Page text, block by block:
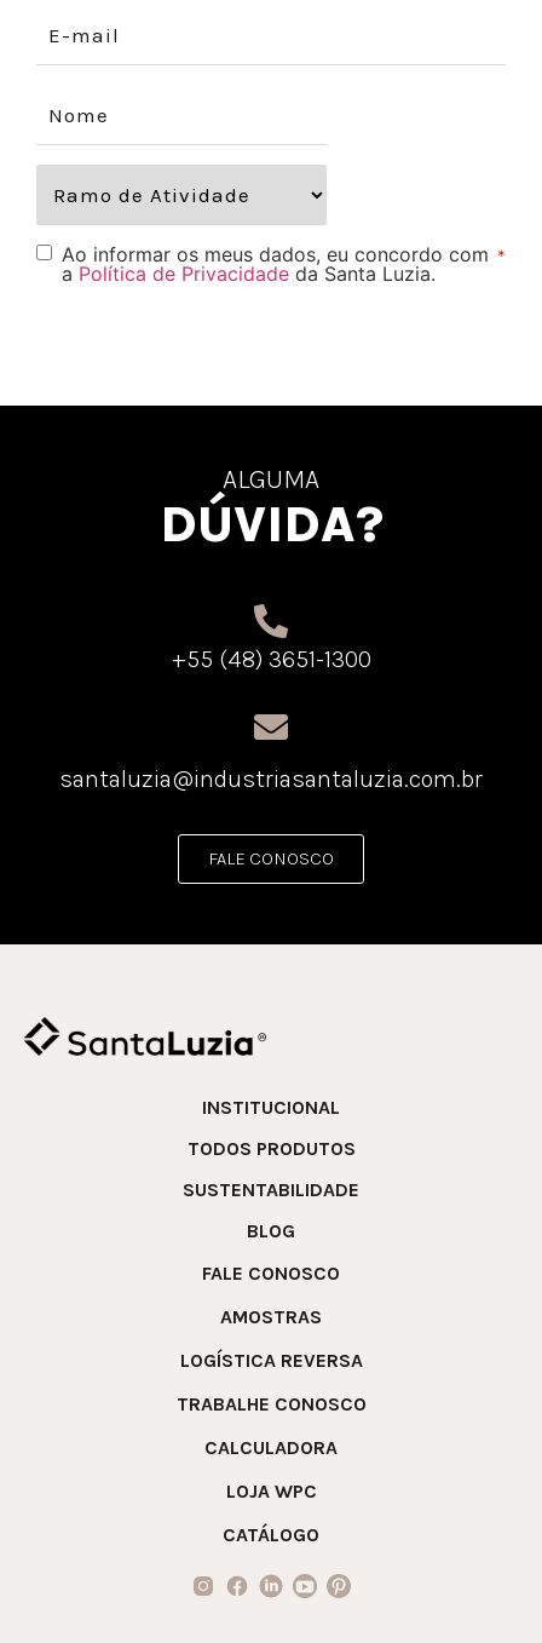
Ao informar os meus dados, eu concordo com
a Política de Privacidade da Santa Luzia.
*
ALGUMA
DÚVIDA?
+55 (48) 3651-1300
santaluzia@industriasantaluzia.com.br
FALE CONOSCO
INSTITUCIONAL
TODOS PRODUTOS
SUSTENTABILIDADE
BLOG
FALE CONOSCO
AMOSTRAS
LOGÍSTICA REVERSA
TRABALHE CONOSCO
CALCULADORA
LOJA WPC
CATÁLOGO